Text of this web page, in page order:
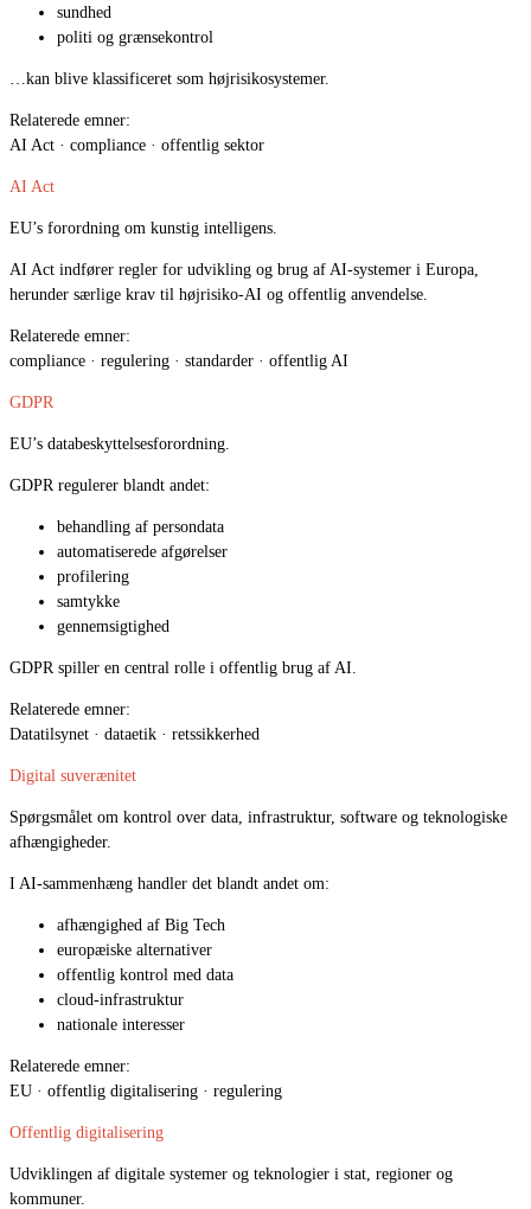
sundhed
politi og grænsekontrol
…kan blive klassificeret som højrisikosystemer.
Relaterede emner:
AI Act · compliance · offentlig sektor
AI Act
EU’s forordning om kunstig intelligens.
AI Act indfører regler for udvikling og brug af AI-systemer i Europa,
herunder særlige krav til højrisiko-AI og offentlig anvendelse.
Relaterede emner:
compliance · regulering · standarder · offentlig AI
GDPR
EU’s databeskyttelsesforordning.
GDPR regulerer blandt andet:
behandling af persondata
automatiserede afgørelser
profilering
samtykke
gennemsigtighed
GDPR spiller en central rolle i offentlig brug af AI.
Relaterede emner:
Datatilsynet · dataetik · retssikkerhed
Digital suverænitet
Spørgsmålet om kontrol over data, infrastruktur, software og teknologiske
afhængigheder.
I AI-sammenhæng handler det blandt andet om:
afhængighed af Big Tech
europæiske alternativer
offentlig kontrol med data
cloud-infrastruktur
nationale interesser
Relaterede emner:
EU · offentlig digitalisering · regulering
Offentlig digitalisering
Udviklingen af digitale systemer og teknologier i stat, regioner og
kommuner.